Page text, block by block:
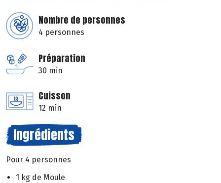
Nombre de personnes
4 personnes
Préparation
30 min
Cuisson
12 min
Ingrédients
Pour 4 personnes
1 kg de Moule